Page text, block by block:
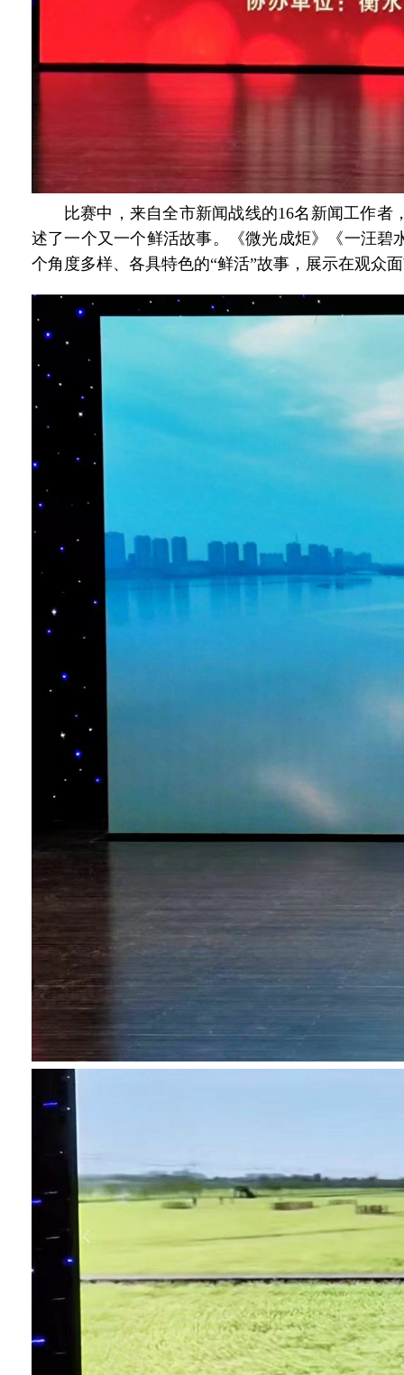
比赛中，来自全市新闻战线的16名新闻工作
述了一个又一个鲜活故事。《微光成炬》《一
个角度多样、各具特色的“鲜活”故事，展示在观众